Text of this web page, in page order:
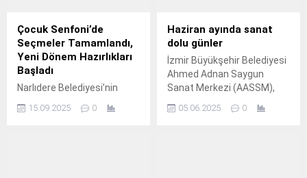
Çocuk Senfoni’de
Seçmeler Tamamlandı,
Yeni Dönem Hazırlıkları
Başladı
Narlıdere Belediyesi’nin
eğitimi sunmak ve
15.09.2025 0
Haziran ayında sanat
dolu günler
İzmir Büyükşehir Belediyesi
Ahmed Adnan Saygun
Sanat Merkezi (AASSM),
takvimle İzmirlileri sanatla
05.06.2025 0